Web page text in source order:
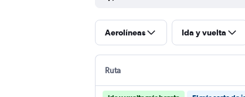
Aerolíneas Ida y vuelta
Ruta